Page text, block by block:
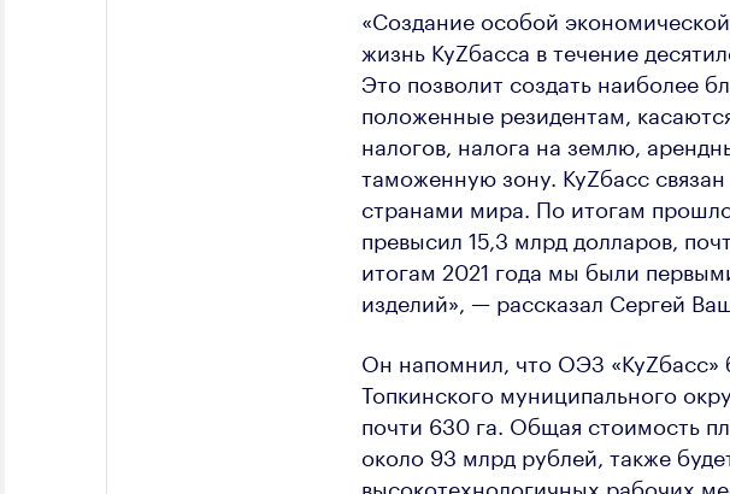
«Создание особой
жизнь КуZбасса в течение
Это позволит создать наиболее
положенные резидентам,
налогов, налога на землю,
таможенную зону. КуZбасс
странами мира. По итогам
превысил 15,3 млрд долларов,
итогам 2021 года мы были
изделий», — рассказал Сергей
Он напомнил, что ОЭЗ «КуZбасс»
Топкинского муниципального
почти 630 га. Общая стоимость
около 93 млрд рублей, также
высокотехнологичных рабочих